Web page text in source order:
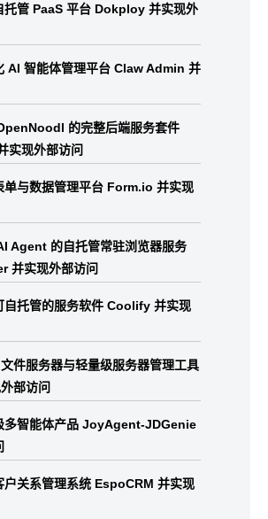
托管 PaaS 平台 Dokploy 并实现外
AI 智能体管理平台 Claw Admin 并
的完整后端服务套件
实现外部访问
单与数据管理平台 Form.io 并实现
Agent 的自托管常驻浏览器服务
并实现外部访问
自托管的服务软件 Coolify 并实现
件服务器与轻量级服务器管理工具
部访问
多智能体产品 JoyAgent-JDGenie
户关系管理系统 EspoCRM 并实现